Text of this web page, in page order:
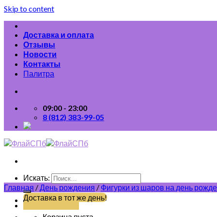
Skip to content
Доставка и оплата
Отзывы
Новости
Контакты
Палитра
09:00 - 23:00
8 (812) 383-99-05
Искать:
(812) 383-99-05
Доставка в тот же день!
Главная /День рождения / Фигурки из шаров на день